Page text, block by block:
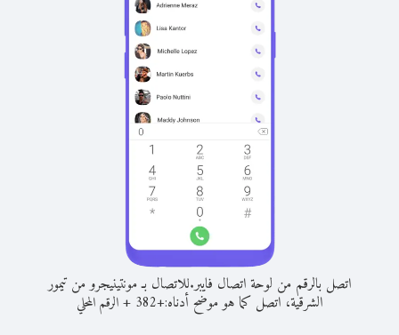
اتصل بالرقم من لوحة اتصال فايبر.للاتصال بـ مونتينيجرو من تيمور
الشرقية، اتصل كما هو موضح أدناه:+
382
+الرقم المحلي